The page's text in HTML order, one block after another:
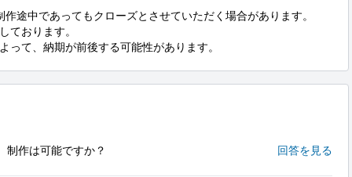
途中であってもクローズとさせていただく場合があります。
ております。
って、納期が前後する可能性があります。
制作は可能ですか？ 回答を見る